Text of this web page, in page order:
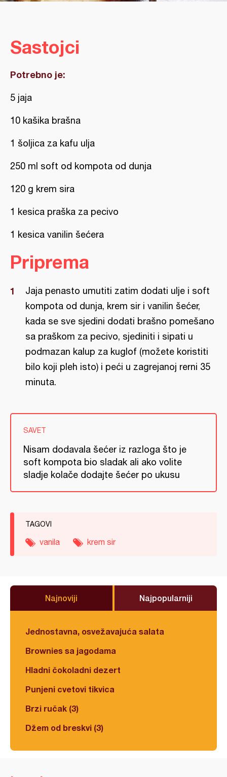
Sastojci
Potrebno je:
5 jaja
10 kašika brašna
1 šoljica za kafu ulja
250 ml soft od kompota od dunja
120 g krem sira
1 kesica praška za pecivo
1 kesica vanilin šećera
Priprema
Jaja penasto umutiti zatim dodati ulje i soft
kompota od dunja, krem sir i vanilin šećer,
kada se sve sjedini dodati brašno pomešano
sa praškom za pecivo, sjediniti i sipati u
podmazan kalup za kuglof (možete koristiti
bilo koji pleh isto) i peći u zagrejanoj rerni 35
minuta.
SAVET
Nisam dodavala šećer iz razloga što je
soft kompota bio sladak ali ako volite
sladje kolače dodajte šećer po ukusu
TAGOVI
vanila krem sir
Najnoviji Najpopularniji
Jednostavna, osvežavajuća salata
Brownies sa jagodama
Hladni čokoladni dezert
Punjeni cvetovi tikvica
Brzi ručak (3)
Džem od breskvi (3)